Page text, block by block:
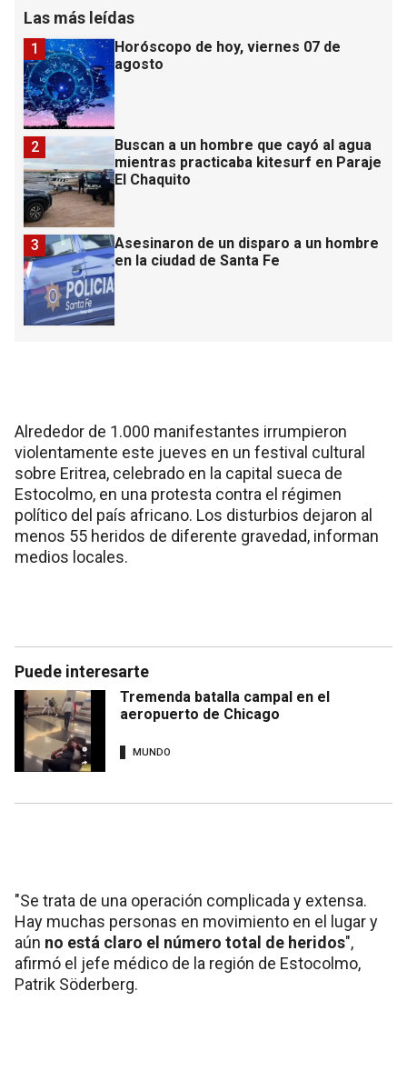
Las más leídas
Horóscopo de hoy, viernes 07 de
agosto
1
Buscan a un hombre que cayó al agua
mientras practicaba kitesurf en Paraje
El Chaquito
2
Asesinaron de un disparo a un hombre
en la ciudad de Santa Fe
3
Alrededor de 1.000 manifestantes irrumpieron
violentamente este jueves en un festival cultural
sobre Eritrea, celebrado en la capital sueca de
Estocolmo, en una protesta contra el régimen
político del país africano. Los disturbios dejaron al
menos 55 heridos de diferente gravedad, informan
medios locales.
Puede interesarte
Tremenda batalla campal en el
aeropuerto de Chicago
MUNDO
"Se trata de una operación complicada y extensa.
Hay muchas personas en movimiento en el lugar y
aún no está claro el número total de heridos",
afirmó el jefe médico de la región de Estocolmo,
Patrik Söderberg.